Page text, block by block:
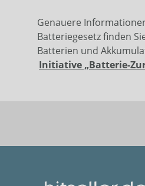
Genauere
Batteriegesetz finden
Batterien und
Initiative „Batterie-